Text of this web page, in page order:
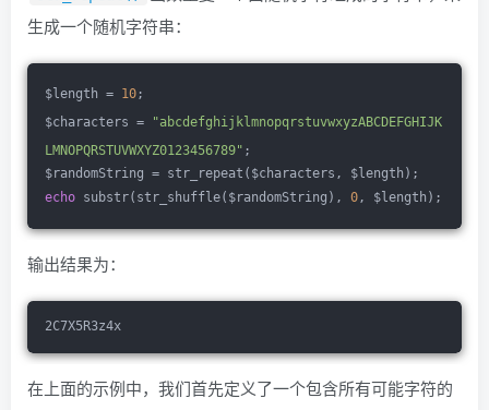
生成一个随机字符串：
$length = 10 ;
$characters =
"abcdefghijklmnopqrstuvwxyzABCDEFGHIJK
LMNOPQRSTUVWXYZ0123456789" ;
$randomString = str_repeat($characters, $length);
echo substr(str_shuffle($randomString), 0 , $length);
输出结果为：
2C7X5R3z4x
在上面的示例中，我们首先定义了一个包含所有可能字符的